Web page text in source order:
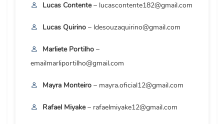
Lucas Contente– lucascontente182@gmail.com
Lucas Quirino – ldesouzaquirino@gmail.com
Marliete Portilho –
emailmarliportilho@gmail.com
Mayra Monteiro – mayra.oficial12@gmail.com
Rafael Miyake– rafaelmiyake12@gmail.com